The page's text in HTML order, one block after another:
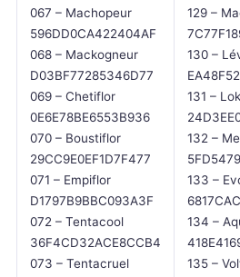
067 – Machopeur
596DD0CA422404AF
068 – Mackogneur
D03BF77285346D77
069 – Chetiflor
0E6E78BE6553B936
070 – Boustiflor
29CC9E0EF1D7F477
071 – Empiflor
D1797B9BBC093A3F
072 – Tentacool
36F4CD32ACE8CCB4
073 – Tentacruel
129 –
130 –
131 –
132 –
133 –
134 –
135 –